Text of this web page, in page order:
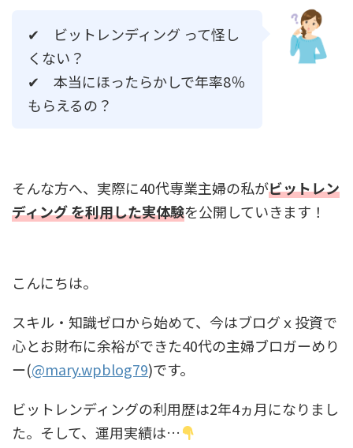
✔ ビットレンディング って怪し
くない？
✔ 本当にほったらかしで年率8％
もらえるの？
そんな方へ、実際に40代専業主婦の私がビットレン
ディング を利用した実体験を公開していきます！
こんにちは。
スキル・知識ゼロから始めて、今はブログｘ投資で
心とお財布に余裕ができた40代の主婦ブロガーめり
ー(@mary.wpblog79)です。
ビットレンディングの利用歴は2年4ヵ月になりまし
た。そして、運用実績は…